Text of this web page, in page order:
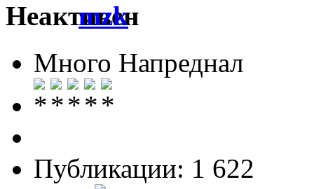
mzk
Много Напреднал
Публикации: 1 622